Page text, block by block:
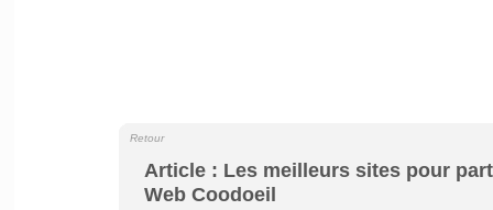
Article : Les meilleurs sites pour
Web Coodoeil
Retour